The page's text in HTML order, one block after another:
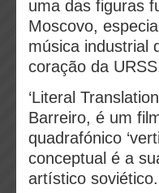
uma das figuras
Moscovo,
música industrial
coração da
‘Literal
Barreiro, é um
quadrafónico
conceptual é a
artístico soviético.